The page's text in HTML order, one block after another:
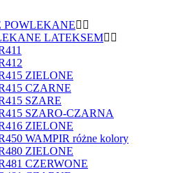
POWLEKANE
LATEKSEM
ZIELONE
CZARNE
SZARE
SZARO-CZARNA
ZIELONE
WAMPIR różne kolory
ZIELONE
CZERWONE